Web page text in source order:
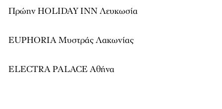
Πρώην HOLIDAY INN Λευκωσία
EUPHORIA Μυστράς Λακωνίας
ELECTRA PALACE Αθήνα